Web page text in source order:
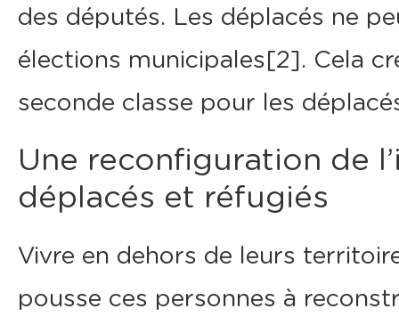
des députés. Les déplacés ne
élections municipales[2]. Cela
seconde classe pour les
Une reconfiguration de
déplacés et réfugiés
Vivre en dehors de leurs
pousse ces personnes à